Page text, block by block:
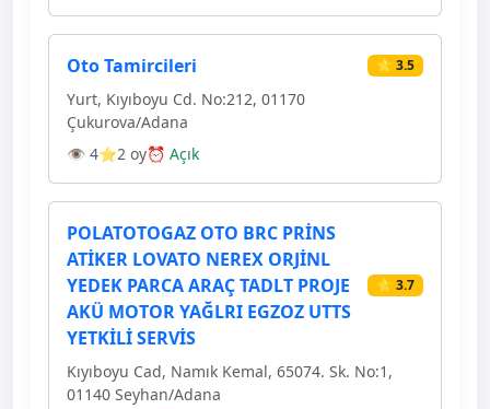
Oto Tamircileri ⭐ 3.5
Yurt, Kıyıboyu Cd. No:212, 01170
Çukurova/Adana
👁 4⭐2 oy⏰ Açık
POLATOTOGAZ OTO BRC PRİNS
ATİKER LOVATO NEREX ORJİNL
YEDEK PARCA ARAÇ TADLT PROJE
AKÜ MOTOR YAĞLRI EGZOZ UTTS
YETKİLİ SERVİS
⭐ 3.7
Kıyıboyu Cad, Namık Kemal, 65074. Sk. No:1,
01140 Seyhan/Adana